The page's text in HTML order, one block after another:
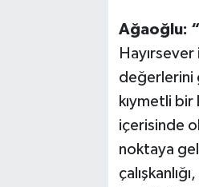
Ağaoğlu:
Hayırsever
değerlerini
kıymetli bir
içerisinde
noktaya